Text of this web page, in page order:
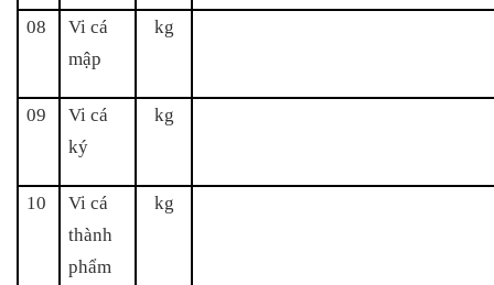
08
Vi cá
mập
kg
09
Vi cá
ký
kg
10
Vi cá
thành
phẩm
kg